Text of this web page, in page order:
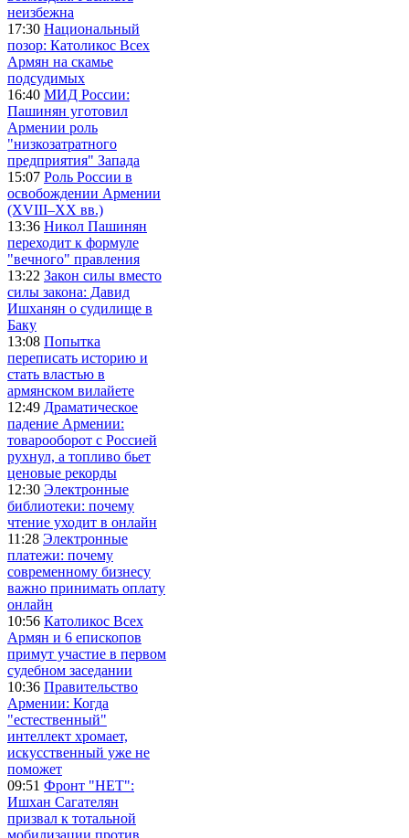
неизбежна
17:30 Национальный
позор: Католикос Всех
Армян на скамье
подсудимых
16:40 МИД России:
Пашинян уготовил
Армении роль
"низкозатратного
предприятия" Запада
15:07 Роль России в
освобождении Армении
(XVIII–XX вв.)
13:36 Никол Пашинян
переходит к формуле
"вечного" правления
13:22 Закон силы вместо
силы закона: Давид
Ишханян о судилище в
Баку
13:08 Попытка
переписать историю и
стать властью в
армянском вилайете
12:49 Драматическое
падение Армении:
товарооборот с Россией
рухнул, а топливо бьет
ценовые рекорды
12:30 Электронные
библиотеки: почему
чтение уходит в онлайн
11:28 Электронные
платежи: почему
современному бизнесу
важно принимать оплату
онлайн
10:56 Католикос Всех
Армян и 6 епископов
примут участие в первом
судебном заседании
10:36 Правительство
Армении: Когда
"естественный"
интеллект хромает,
искусственный уже не
поможет
09:51 Фронт "НЕТ":
Ишхан Сагателян
призвал к тотальной
мобилизации против